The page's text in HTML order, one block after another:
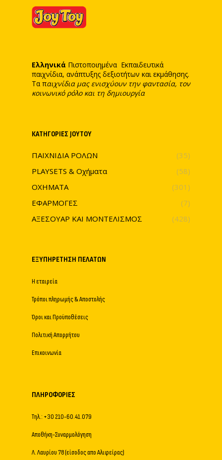
Ελληνικά Πιστοποιημένα Εκπαιδευτικά
παιχνίδια, ανάπτυξης δεξιοτήτων και εκμάθησης.
Τα παιχνίδια μας ενισχύουν την φαντασία, τον
κοινωνικό ρόλο και τη δημιουργία
ΚΑΤΗΓΟΡΊΕΣ JOYTOY
ΠΑΙΧΝΙΔΙΑ ΡΟΛΩΝ
(35)
PLAYSETS & Οχήματα
(58)
ΟΧΗΜΑΤΑ
(301)
ΕΦΑΡΜΟΓΕΣ
(7)
ΑΞΕΣΟΥΑΡ ΚΑΙ ΜΟΝΤΕΛΙΣΜΟΣ
(428)
ΕΞΥΠΗΡΈΤΗΣΗ ΠΕΛΑΤΏΝ
Η εταιρεία
Τρόποι πληρωμής & Αποστολής
Όροι και Προϋποθέσεις
Πολιτική Απορρήτου
Επικοινωνία
ΠΛΗΡΟΦΟΡΊΕΣ
Τηλ.: +30 210-60.41.079
Αποθήκη-Συναρμολόγηση
Λ. Λαυρίου 78 (είσοδος απο Αλιφείρας)